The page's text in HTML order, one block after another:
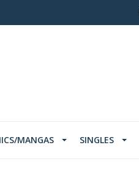
MANGAS SINGLES